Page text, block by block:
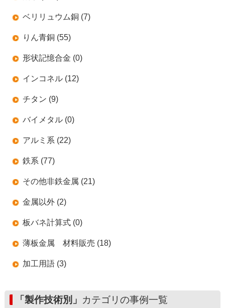
ベリリュウム銅 (7)
りん青銅 (55)
形状記憶合金 (0)
インコネル (12)
チタン (9)
バイメタル (0)
アルミ系 (22)
鉄系 (77)
その他非鉄金属 (21)
金属以外 (2)
板バネ計算式 (0)
薄板金属 材料販売 (18)
加工用語 (3)
「製作技術別」 カテゴリの事例一覧